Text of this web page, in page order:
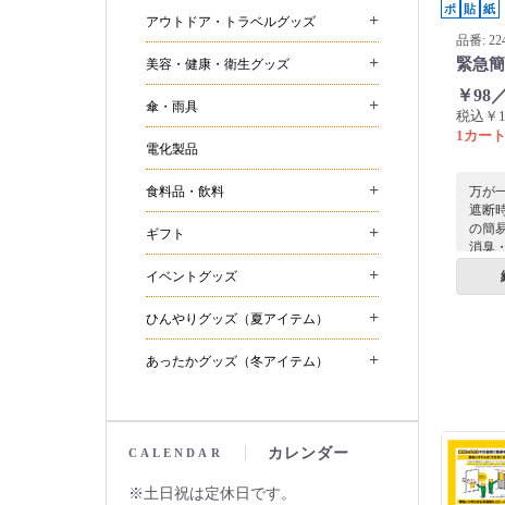
アウトドア・トラベルグッズ +
美容・健康・衛生グッズ +
傘・雨具 +
電化製品
食料品・飲料 +
ギフト +
イベントグッズ +
ひんやりグッズ（夏アイテム） +
あったかグッズ（冬アイテム） +
CALENDAR カレンダー
土日祝は定休日です。
ポ 貼 紙
品番:
緊急
￥98
税込￥
1カー
万が
遮断
の簡
消臭
する
処理